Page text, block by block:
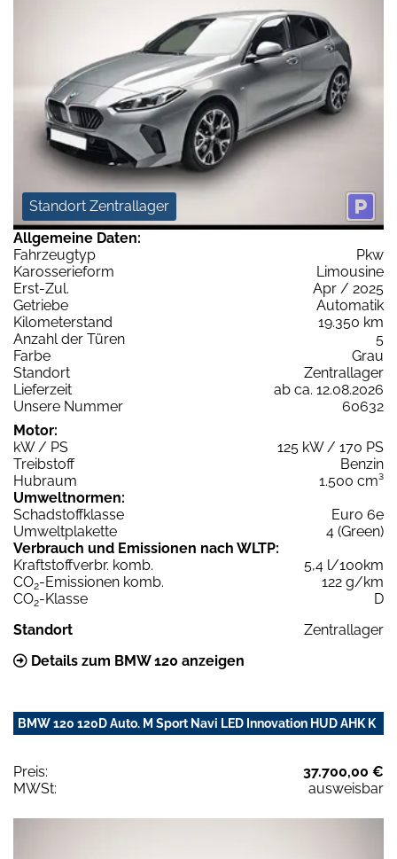
Standort Zentrallager
Allgemeine Daten:
Fahrzeugtyp
Pkw
Karosserieform
Limousine
Erst-Zul.
Apr / 2025
Getriebe
Automatik
Kilometerstand
19.350 km
Anzahl der Türen
5
Farbe
Grau
Standort
Zentrallager
Lieferzeit
ab ca. 12.08.2026
Unsere Nummer
60632
Motor:
kW / PS
125 kW / 170 PS
Treibstoff
Benzin
Hubraum
1.500 cm³
Umweltnormen:
Schadstoffklasse
Euro 6e
Umweltplakette
4 (Green)
Verbrauch und Emissionen nach WLTP:
Kraftstoffverbr. komb.
5,4 l/100km
CO2-Emissionen komb.
122 g/km
CO2-Klasse
D
Standort
Zentrallager
Details zum BMW 120 anzeigen
BMW 120 120D Auto. M Sport Navi LED Innovation HUD AHK K
Preis:
37.700,00 €
MWSt:
ausweisbar